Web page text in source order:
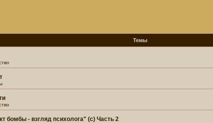
Темы
бомбы - взгляд психолога" (c) Часть 2